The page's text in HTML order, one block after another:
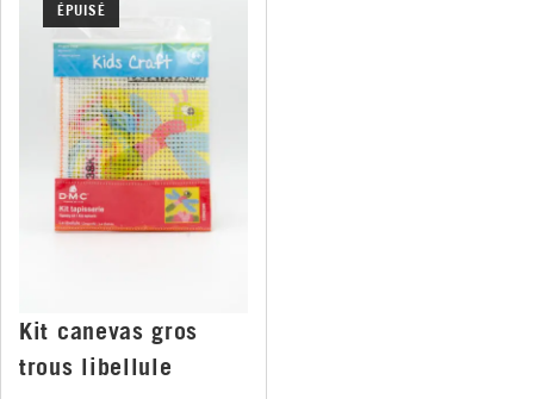
ÉPUISÉ
Kit canevas gros
trous libellule